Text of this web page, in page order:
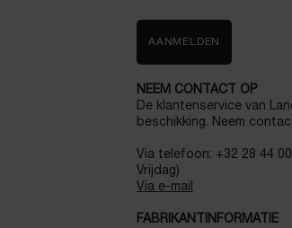
AANMELDEN
NEEM CONTACT OP
De klantenservice van
beschikking. Neem
Via telefoon: +32 28 44
Vrijdag)
Via e-mail
FABRIKANTINFORMATIE